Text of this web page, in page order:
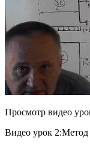
Просмотр видео
Видео урок 2:Метод